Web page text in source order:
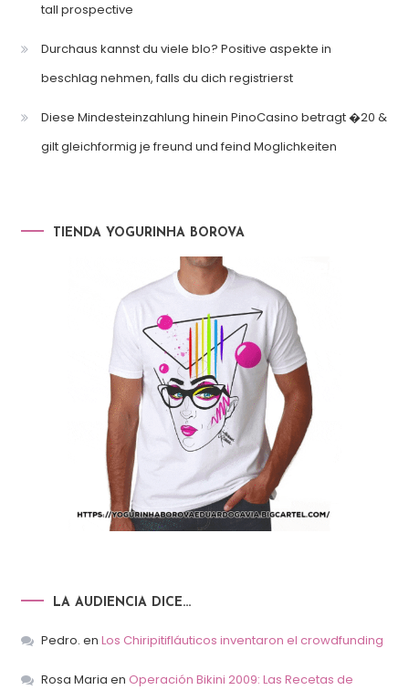
tall prospective
Durchaus kannst du viele blo? Positive aspekte in
beschlag nehmen, falls du dich registrierst
Diese Mindesteinzahlung hinein PinoCasino betragt �20 &
gilt gleichformig je freund und feind Moglichkeiten
TIENDA YOGURINHA BOROVA
LA AUDIENCIA DICE…
Pedro. en Los Chiripitifláuticos inventaron el crowdfunding
Rosa Maria en Operación Bikini 2009: Las Recetas de